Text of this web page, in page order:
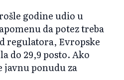
godine udio u
da potez treba
regulatora, Evropske
do 29,9 posto. Ako
javnu ponudu za